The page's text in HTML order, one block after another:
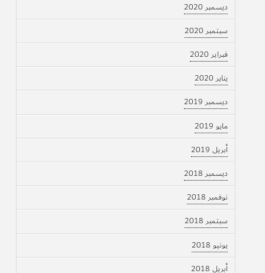
ديسمبر 2020
سبتمبر 2020
فبراير 2020
يناير 2020
ديسمبر 2019
مايو 2019
أبريل 2019
ديسمبر 2018
نوفمبر 2018
سبتمبر 2018
يونيو 2018
أبريل 2018